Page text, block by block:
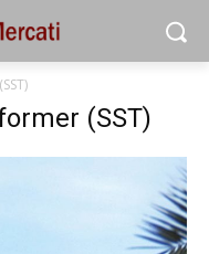
(SST)